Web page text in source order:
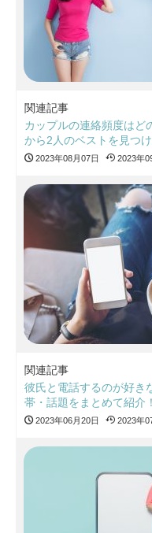
関連記事
カップルの連絡頻度はど
から2人のベストを見つ
2023年08月07日 2023年
関連記事
彼氏と電話するのが好き
帯・話題をまとめて紹介！
2023年06月20日 2023年